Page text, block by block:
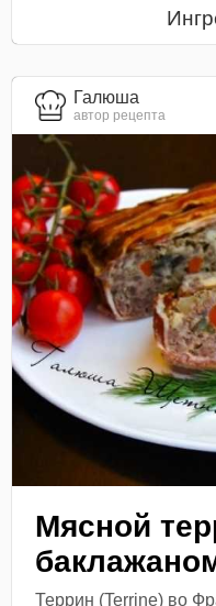
Галюша
автор рецепта
Мясной
Террин (Terrine) во